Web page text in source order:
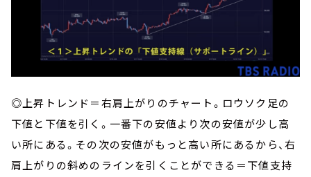
◎上昇トレンド＝右肩上がりのチャート。ロウソク足の
下値と下値を引く。一番下の安値より次の安値が少し高
い所にある。その次の安値がもっと高い所にあるから、右
肩上がりの斜めのラインを引くことができる＝下値支持